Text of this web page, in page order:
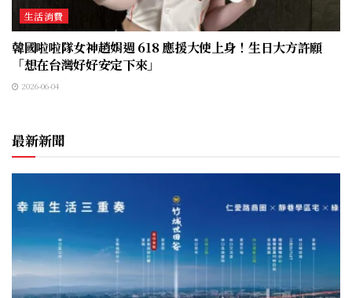
生活消費
韓國啦啦隊女神趙娟週 618 應援大使上身！生日大方許願
「想在台灣好好安定下來」
2026-06-04
最新新聞